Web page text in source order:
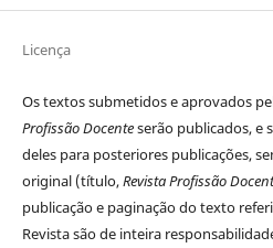
Licença
Os textos submetidos e aprovados
Profissão Docenteserão publicados, e
deles para posteriores publicações,
original (título,Revista Profissão
publicação e paginação do texto
Revista são de inteira